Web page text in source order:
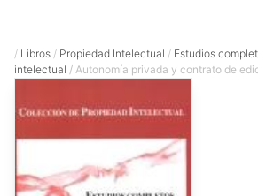
/ Libros / Propiedad Intelectual / Estudios
intelectual / Autonomía privada y contrato de